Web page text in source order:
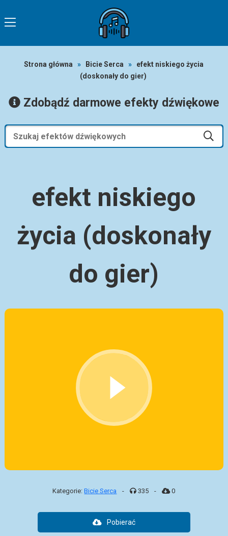
Strona główna » Bicie Serca »
efekt niskiego życia
(doskonały do ​​gier)
Zdobądź darmowe efekty dźwiękowe
efekt niskiego
życia (doskonały
do ​​gier)
Kategorie:Bicie Serca - 335 - 0
Pobierać